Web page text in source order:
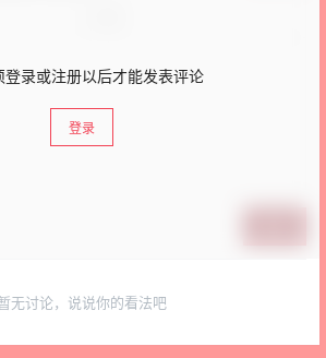
登录或注册以后才能发表评论
登录
无讨论，说说你的看法吧